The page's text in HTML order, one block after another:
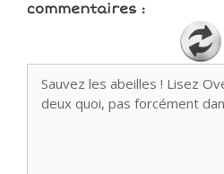
commentaires :